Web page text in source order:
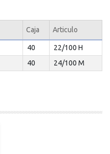
Caja Articulo
40
22/100 H
40 24/100 M